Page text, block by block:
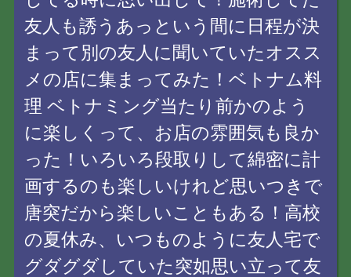
友人も誘うあっという間に日程が決
まって別の友人に聞いていたオスス
メの店に集まってみた！ベトナム料
理 ベトナミング当たり前かのよう
に楽しくって、お店の雰囲気も良か
った！いろいろ段取りして綿密に計
画するのも楽しいけれど思いつきで
唐突だから楽しいこともある！高校
の夏休み、いつものように友人宅で
グダグダしていた突如思い立って友